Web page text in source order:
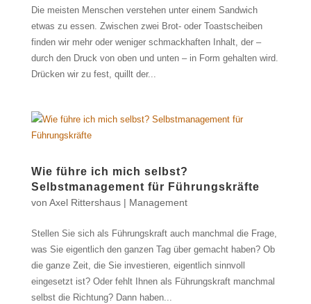
Die meisten Menschen verstehen unter einem Sandwich
etwas zu essen. Zwischen zwei Brot- oder Toastscheiben
finden wir mehr oder weniger schmackhaften Inhalt, der –
durch den Druck von oben und unten – in Form gehalten wird.
Drücken wir zu fest, quillt der...
Wie führe ich mich selbst?
Selbstmanagement für Führungskräfte
von Axel Rittershaus| Management
Stellen Sie sich als Führungskraft auch manchmal die Frage,
was Sie eigentlich den ganzen Tag über gemacht haben? Ob
die ganze Zeit, die Sie investieren, eigentlich sinnvoll
eingesetzt ist? Oder fehlt Ihnen als Führungskraft manchmal
selbst die Richtung? Dann haben...